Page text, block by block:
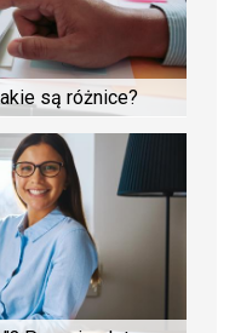
są różnice?